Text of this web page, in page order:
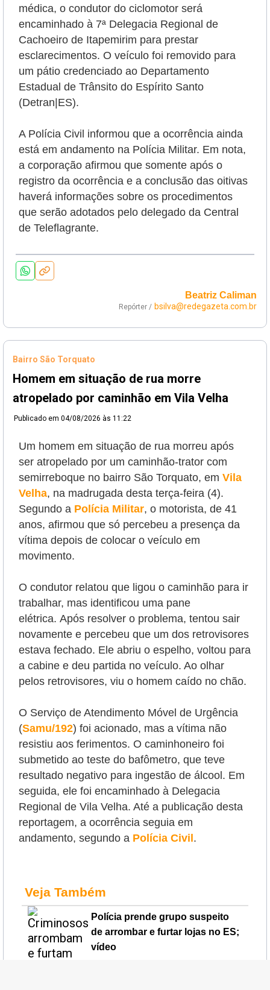
médica, o condutor do ciclomotor será
encaminhado à 7ª Delegacia Regional de
Cachoeiro de Itapemirim para prestar
esclarecimentos. O veículo foi removido para
um pátio credenciado ao Departamento
Estadual de Trânsito do Espírito Santo
(Detran|ES).
A Polícia Civil informou que a ocorrência ainda
está em andamento na Polícia Militar. Em nota,
a corporação afirmou que somente após o
registro da ocorrência e a conclusão das oitivas
haverá informações sobre os procedimentos
que serão adotados pelo delegado da Central
de Teleflagrante.
Beatriz Caliman
Repórter / bsilva@redegazeta.com.br
Bairro São Torquato
Homem em situação de rua morre
atropelado por caminhão em Vila Velha
Publicado em 04/08/2026 às 11:22
Um homem em situação de rua morreu após
ser atropelado por um caminhão-trator com
semirreboque no bairro São Torquato, em Vila
Velha, na madrugada desta terça-feira (4).
Segundo a Polícia Militar, o motorista, de 41
anos, afirmou que só percebeu a presença da
vítima depois de colocar o veículo em
movimento.
O condutor relatou que ligou o caminhão para ir
trabalhar, mas identificou uma pane
elétrica. Após resolver o problema, tentou sair
novamente e percebeu que um dos retrovisores
estava fechado. Ele abriu o espelho, voltou para
a cabine e deu partida no veículo. Ao olhar
pelos retrovisores, viu o homem caído no chão.
O Serviço de Atendimento Móvel de Urgência
(Samu/192) foi acionado, mas a vítima não
resistiu aos ferimentos. O caminhoneiro foi
submetido ao teste do bafômetro, que teve
resultado negativo para ingestão de álcool. Em
seguida, ele foi encaminhado à Delegacia
Regional de Vila Velha. Até a publicação desta
reportagem, a ocorrência seguia em
andamento, segundo a Polícia Civil .
Veja Também
Polícia prende grupo suspeito
de arrombar e furtar lojas no ES;
vídeo